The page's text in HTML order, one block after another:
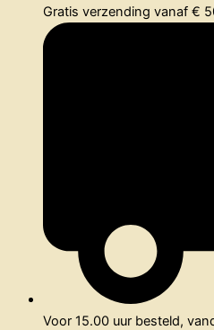
Gratis verzending vanaf €
Voor 15.00 uur besteld,